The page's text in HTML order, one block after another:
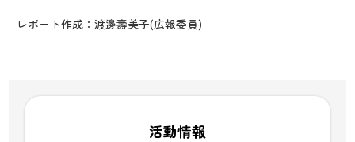
レポート作成：渡邊壽美子(広報委員)
活動情報